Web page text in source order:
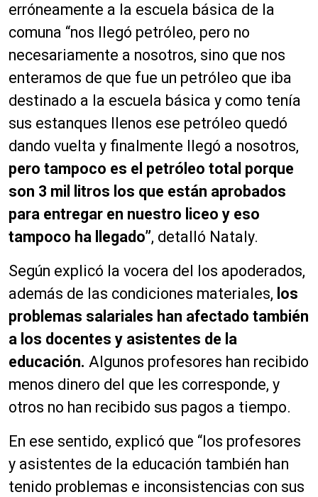
erróneamente a la escuela básica de la
comuna “nos llegó petróleo, pero no
necesariamente a nosotros, sino que nos
enteramos de que fue un petróleo que iba
destinado a la escuela básica y como tenía
sus estanques llenos ese petróleo quedó
dando vuelta y finalmente llegó a nosotros,
pero tampoco es el petróleo total porque
son 3 mil litros los que están aprobados
para entregar en nuestro liceo y eso
tampoco ha llegado”, detalló Nataly.
Según explicó la vocera del los apoderados,
además de las condiciones materiales, los
problemas salariales han afectado también
a los docentes y asistentes de la
educación. Algunos profesores han recibido
menos dinero del que les corresponde, y
otros no han recibido sus pagos a tiempo.
En ese sentido, explicó que “los profesores
y asistentes de la educación también han
tenido problemas e inconsistencias con sus